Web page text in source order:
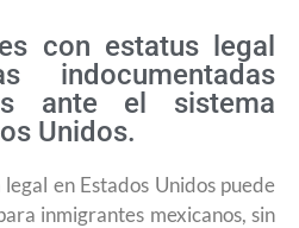
con estatus legal
indocumentadas
ante el sistema
Unidos.
en Estados Unidos puede
inmigrantes mexicanos, sin